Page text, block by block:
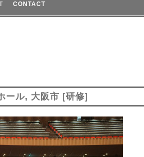
CONTACT
ール, 大阪市 [研修]